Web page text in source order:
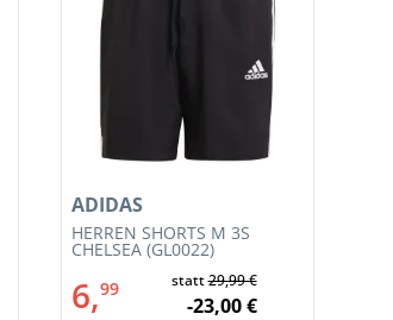
HERREN SHORTS M 3S
CHELSEA (GL0022)
ADIDAS
6,99 statt29,99 €
-23,00 €